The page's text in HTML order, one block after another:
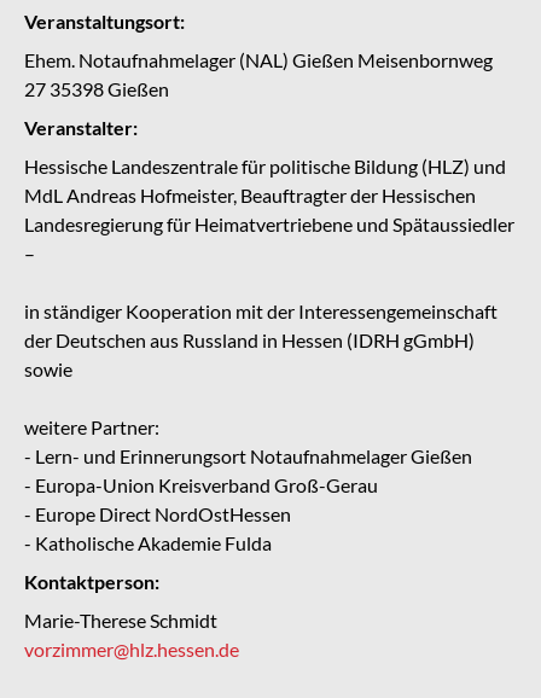
Veranstaltungsort:
Ehem. Notaufnahmelager (NAL) Gießen Meisenbornweg
27 35398 Gießen
Veranstalter:
Hessische Landeszentrale für politische Bildung (HLZ) und
MdL Andreas Hofmeister, Beauftragter der Hessischen
Landesregierung für Heimatvertriebene und Spätaussiedler
–
in ständiger Kooperation mit der Interessengemeinschaft
der Deutschen aus Russland in Hessen (IDRH gGmbH)
sowie
weitere Partner:
- Lern- und Erinnerungsort Notaufnahmelager Gießen
- Europa-Union Kreisverband Groß-Gerau
- Europe Direct NordOstHessen
- Katholische Akademie Fulda
Kontaktperson:
Marie-Therese Schmidt
vorzimmer@hlz.hessen.de